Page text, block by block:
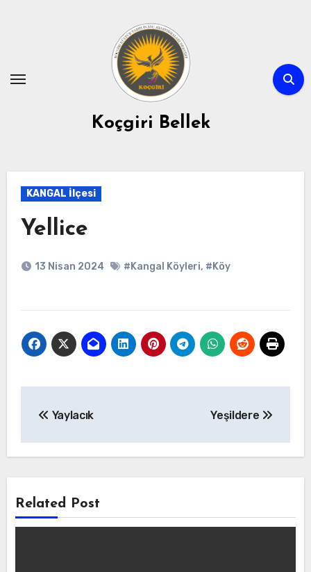
Koçgiri Bellek
KANGAL İlçesi
Yellice
13 Nisan 2024 #Kangal Köyleri, #Köy
gezinmesi
Yaylacık Yeşildere
Related Post